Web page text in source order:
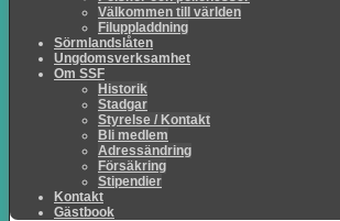
Välkommen till världen
Filuppladdning
Sörmlandslåten
Ungdomsverksamhet
Om SSF
Historik
Stadgar
Styrelse / Kontakt
Bli medlem
Adressändring
Försäkring
Stipendier
Kontakt
Gästbook